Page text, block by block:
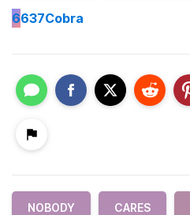
6637Cobra
NOBODY CARES